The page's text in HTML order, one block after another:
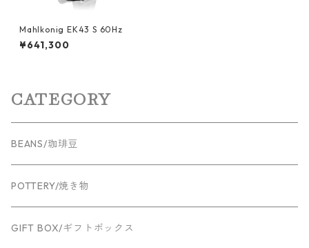
Mahlkonig EK43 S 60Hz
¥641,300
CATEGORY
BEANS/珈琲豆
POTTERY/焼き物
GIFT BOX/ギフトボックス